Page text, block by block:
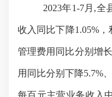
2023年1-7月,全
收入 同比下降1.05%，
管理费用同比分别增长
用同比分别下降5.7%
每百元主营业务收入